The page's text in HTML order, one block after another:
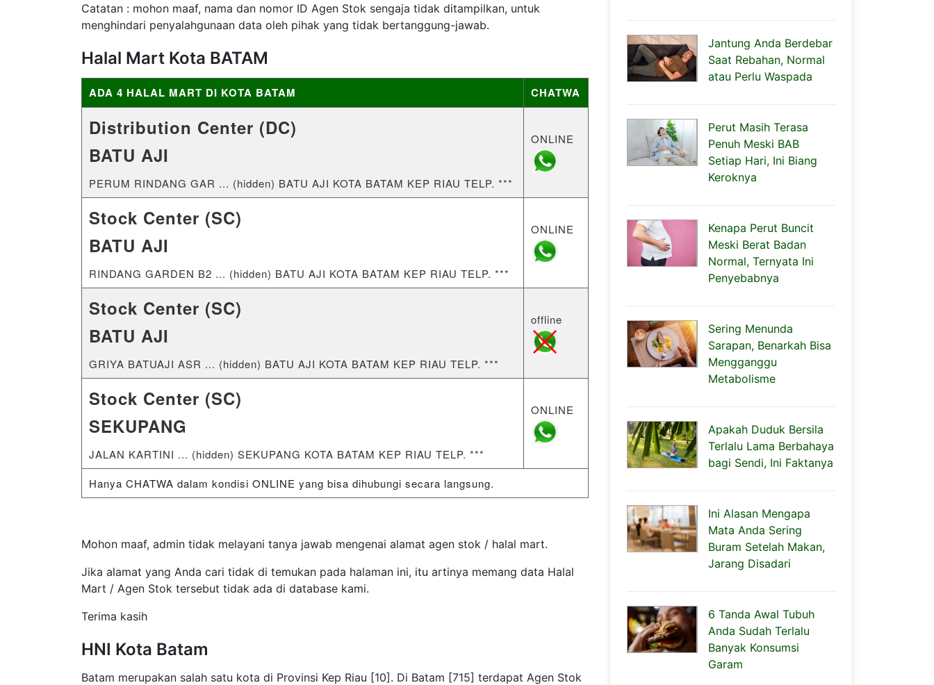
Catatan : mohon maaf, nama dan nomor ID Agen Stok sengaja tidak ditampilkan, untuk
menghindari penyalahgunaan data oleh pihak yang tidak bertanggung-jawab.
Halal Mart Kota BATAM
ADA 4 HALAL MART DI KOTA BATAM CHATWA
Distribution Center (DC)
BATU AJI
PERUM RINDANG GAR ... (hidden) BATU AJI KOTA BATAM KEP RIAU TELP. ***
ONLINE
Stock Center (SC)
BATU AJI
RINDANG GARDEN B2 ... (hidden) BATU AJI KOTA BATAM KEP RIAU TELP. ***
ONLINE
Stock Center (SC)
BATU AJI
GRIYA BATUAJI ASR ... (hidden) BATU AJI KOTA BATAM KEP RIAU TELP. ***
offline
Stock Center (SC)
SEKUPANG
JALAN KARTINI ... (hidden) SEKUPANG KOTA BATAM KEP RIAU TELP. ***
ONLINE
Hanya CHATWA dalam kondisi ONLINE yang bisa dihubungi secara langsung.
Mohon maaf, admin tidak melayani tanya jawab mengenai alamat agen stok / halal mart.
Jika alamat yang Anda cari tidak di temukan pada halaman ini, itu artinya memang data Halal
Mart / Agen Stok tersebut tidak ada di database kami.
Terima kasih
HNI Kota Batam
Batam merupakan salah satu kota di Provinsi Kep Riau [10]. Di Batam [715] terdapat Agen Stok
Jantung Anda Berdebar
Saat Rebahan, Normal
atau Perlu Waspada
Perut Masih Terasa
Penuh Meski BAB
Setiap Hari, Ini Biang
Keroknya
Kenapa Perut Buncit
Meski Berat Badan
Normal, Ternyata Ini
Penyebabnya
Sering Menunda
Sarapan, Benarkah Bisa
Mengganggu
Metabolisme
Apakah Duduk Bersila
Terlalu Lama Berbahaya
bagi Sendi, Ini Faktanya
Ini Alasan Mengapa
Mata Anda Sering
Buram Setelah Makan,
Jarang Disadari
6 Tanda Awal Tubuh
Anda Sudah Terlalu
Banyak Konsumsi
Garam